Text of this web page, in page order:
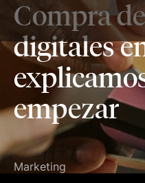
WAM
Compra
digitales
empezar
Marketing